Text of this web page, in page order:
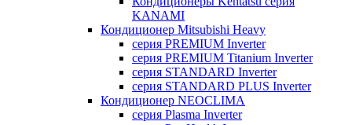
KANAMI
Кондиционер Mitsubishi Heavy
серия PREMIUM Inverter
серия PREMIUM Titanium Inverter
серия STANDARD Inverter
серия STANDARD PLUS Inverter
Кондиционер NEOCLIMA
серия Plasma Inverter